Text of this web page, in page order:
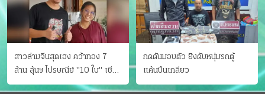
สาวล่ามจีนสุดเฮง คว้าทอง 7
ล้าน ลุ้นฯ ไปรษณีย์ "10 ใบ" เชียร์
สเปนได้แชมป์
กดดันมอบตัว ยิงดับหนุ่มรถตู้
แค้นปีนเกลียว